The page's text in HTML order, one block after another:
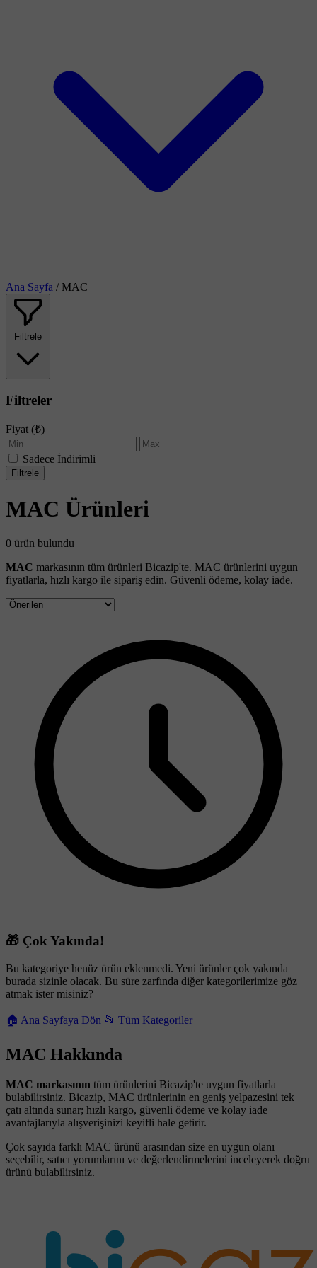
Ana Sayfa / MAC
Filtrele
Filtreler
Fiyat (₺)
Sadece İndirimli
Filtrele
MAC Ürünleri
0 ürün bulundu
MAC markasının tüm ürünleri Bicazip'te. MAC ürünlerini uygun
fiyatlarla, hızlı kargo ile sipariş edin. Güvenli ödeme, kolay iade.
🎁 Çok Yakında!
Bu kategoriye henüz ürün eklenmedi. Yeni ürünler çok yakında
burada sizinle olacak. Bu süre zarfında diğer kategorilerimize göz
atmak ister misiniz?
🏠 Ana Sayfaya Dön 📂 Tüm Kategoriler
MAC Hakkında
MAC markasının tüm ürünlerini Bicazip'te uygun fiyatlarla
bulabilirsiniz. Bicazip, MAC ürünlerinin en geniş yelpazesini tek
çatı altında sunar; hızlı kargo, güvenli ödeme ve kolay iade
avantajlarıyla alışverişinizi keyifli hale getirir.
Çok sayıda farklı MAC ürünü arasından size en uygun olanı
seçebilir, satıcı yorumlarını ve değerlendirmelerini inceleyerek doğru
ürünü bulabilirsiniz.